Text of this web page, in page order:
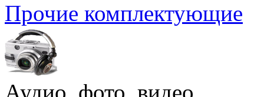
Прочие комплектующие